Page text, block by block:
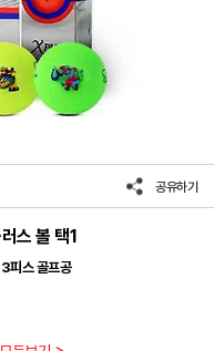
공유하기
스 볼 택1
피스 골프공